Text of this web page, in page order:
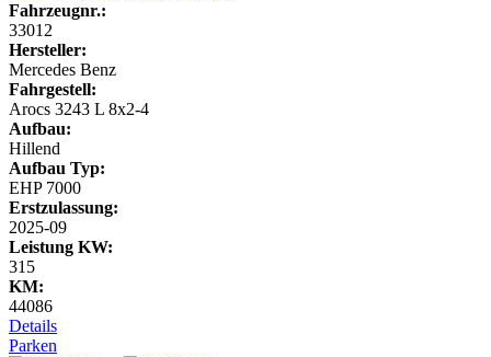
Fahrzeugnr.:
33012
Hersteller:
Mercedes Benz
Fahrgestell:
Arocs 3243 L 8x2-4
Aufbau:
Hillend
Aufbau Typ:
EHP 7000
Erstzulassung:
2025-09
Leistung KW:
315
KM:
44086
Details
Parken